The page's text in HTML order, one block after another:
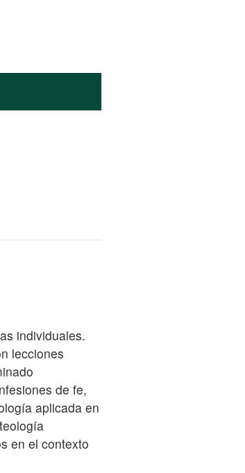
individuales.
lecciones
de fe,
aplicada en
en el contexto